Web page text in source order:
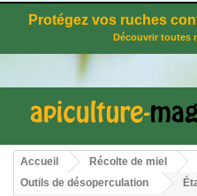
Protégez vos ruches
Découvrir toutes
Accueil Récolte de miel
Outils de désoperculation